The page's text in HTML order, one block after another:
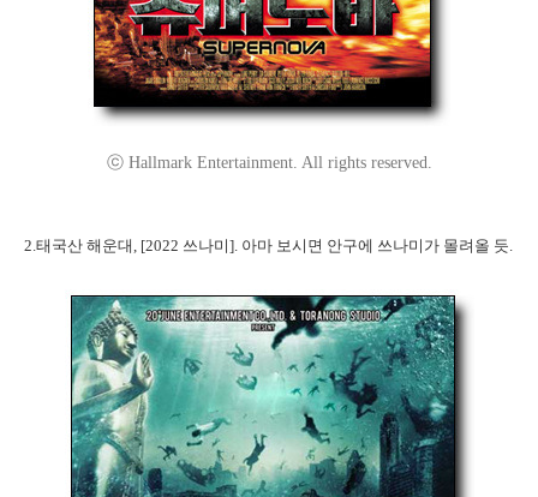
ⓒ Hallmark Entertainment. All rights reserved.
2.태국산 해운대, [2022 쓰나미]. 아마 보시면 안구에 쓰나미가 몰려올 듯.